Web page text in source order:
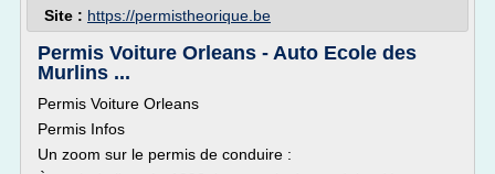
Site : https://permistheorique.be
Permis Voiture Orleans - Auto Ecole des
Murlins ...
Permis Voiture Orleans
Permis Infos
Un zoom sur le permis de conduire :